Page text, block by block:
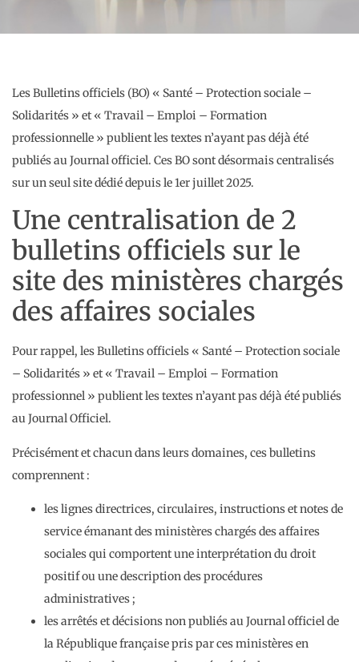
Les Bulletins officiels (BO) « Santé – Protection sociale –
Solidarités » et « Travail – Emploi – Formation
professionnelle » publient les textes n’ayant pas déjà été
publiés au Journal officiel. Ces BO sont désormais centralisés
sur un seul site dédié depuis le 1er juillet 2025.
Une centralisation de 2
bulletins officiels sur le
site des ministères chargés
des affaires sociales
Pour rappel, les Bulletins officiels « Santé – Protection sociale
– Solidarités » et « Travail – Emploi – Formation
professionnel » publient les textes n’ayant pas déjà été publiés
au Journal Officiel.
Précisément et chacun dans leurs domaines, ces bulletins
comprennent :
les lignes directrices, circulaires, instructions et notes de
service émanant des ministères chargés des affaires
sociales qui comportent une interprétation du droit
positif ou une description des procédures
administratives ;
les arrêtés et décisions non publiés au Journal officiel de
la République française pris par ces ministères en